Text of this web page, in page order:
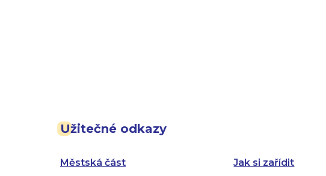
Užitečné odkazy
Městská část Jak si zařídit